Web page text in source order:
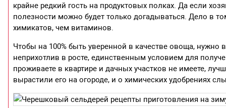
крайне редкий гость на продуктовых полках. Да если
полезности можно будет только догадываться. Дело в
химикатов, чем витаминов.
Чтобы на 100% быть уверенной в качестве овоща, нужно
неприхотлив в росте, единственным условием для
проживаете в квартире и дачных участков не имеете,
вырастили его на огороде, и о химических удобрениях